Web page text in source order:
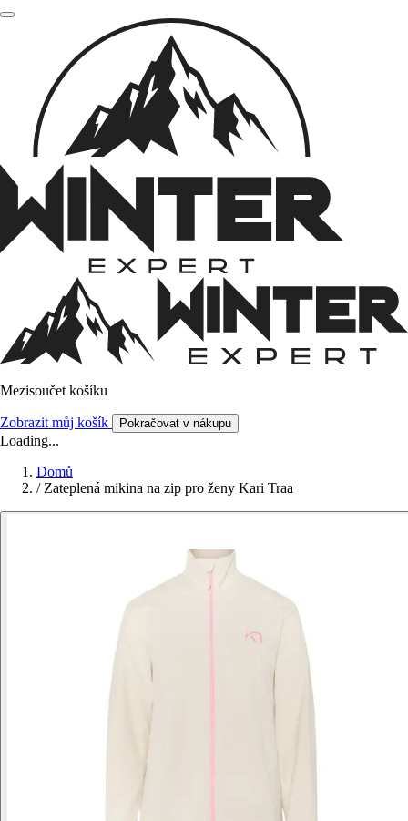
Mezisoučet košíku
Zobrazit můj košík Pokračovat v nákupu
Loading...
Domů
/ Zateplená mikina na zip pro ženy Kari Traa